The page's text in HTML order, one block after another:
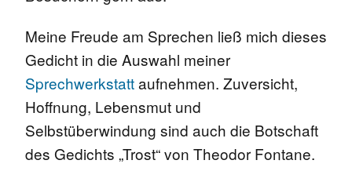
Meine Freude am Sprechen ließ mich dieses
Gedicht in die Auswahl meiner
Sprechwerkstattaufnehmen. Zuversicht,
Hoffnung, Lebensmut und
Selbstüberwindung sind auch die Botschaft
des Gedichts „Trost“ von Theodor Fontane.